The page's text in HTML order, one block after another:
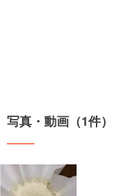
写真・動画（1件）